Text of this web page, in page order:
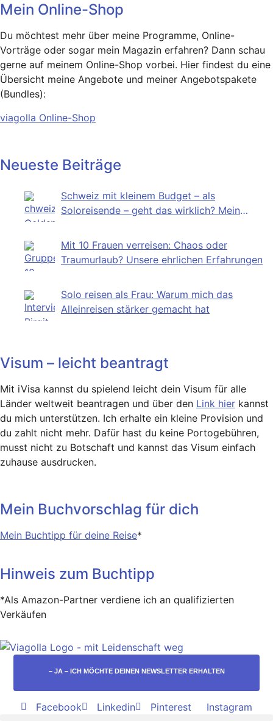
Mein Online-Shop
Du möchtest mehr über meine Programme, Online-
Vorträge oder sogar mein Magazin erfahren? Dann schau
gerne auf meinem Online-Shop vorbei. Hier findest du eine
Übersicht meine Angebote und meiner Angebotspakete
(Bundles):
viagolla Online-Shop
Neueste Beiträge
Schweiz mit kleinem Budget – als
Soloreisende – geht das wirklich? Mein
Mit 10 Frauen verreisen: Chaos oder
Traumurlaub? Unsere ehrlichen Erfahrungen
Solo reisen als Frau: Warum mich das
Alleinreisen stärker gemacht hat
Visum – leicht beantragt
Mit iVisa kannst du spielend leicht dein Visum für alle
Länder weltweit beantragen und über den Link hier kannst
du mich unterstützen. Ich erhalte ein kleine Provision und
du zahlt nicht mehr. Dafür hast du keine Portogebühren,
musst nicht zu Botschaft und kannst das Visum einfach
zuhause ausdrucken.
Mein Buchvorschlag für dich
Mein Buchtipp für deine Reise*
Hinweis zum Buchtipp
*Als Amazon-Partner verdiene ich an qualifizierten
Verkäufen
– JA – ICH MÖCHTE DEINEN NEWSLETTER ERHALTEN
Facebook Linkedin Pinterest Instagram